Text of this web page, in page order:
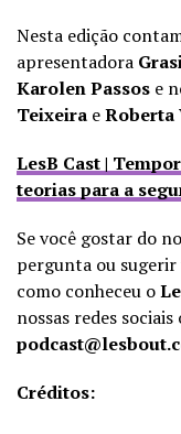
Nesta edição
apresentadora
Karolen Passos e
Teixeira eRoberta
LesB Cast |
teorias para a
Se você gostar do
pergunta ou
como conheceu o
nossas redes
Créditos: